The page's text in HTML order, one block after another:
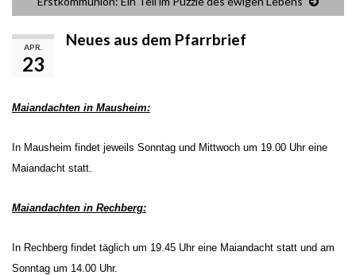
APR.
23
Neues aus dem Pfarrbrief
Maiandachten in Mausheim:
In Mausheim findet jeweils Sonntag und Mittwoch um 19.00 Uhr eine
Maiandacht statt.
Maiandachten in Rechberg:
In Rechberg findet täglich um 19.45 Uhr eine Maiandacht statt und am
Sonntag um 14.00 Uhr.